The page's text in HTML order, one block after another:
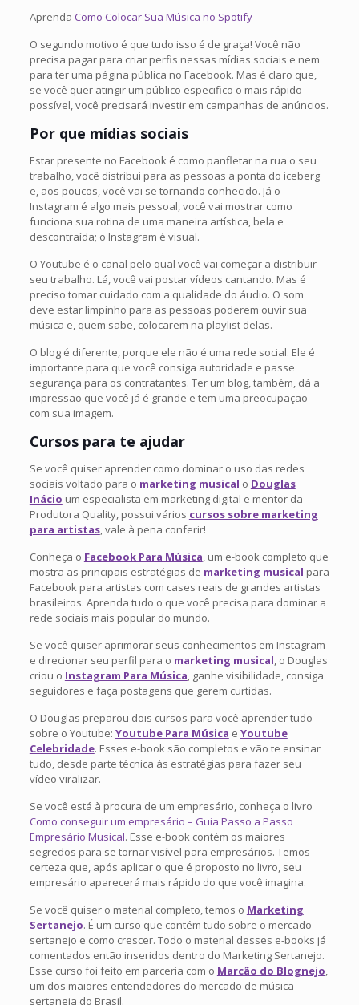
Aprenda Como Colocar Sua Música no Spotify
O segundo motivo é que tudo isso é de graça! Você não
precisa pagar para criar perfis nessas mídias sociais e nem
para ter uma página pública no Facebook. Mas é claro que,
se você quer atingir um público especifico o mais rápido
possível, você precisará investir em campanhas de anúncios.
Por que mídias sociais
Estar presente no Facebook é como panfletar na rua o seu
trabalho, você distribui para as pessoas a ponta do iceberg
e, aos poucos, você vai se tornando conhecido. Já o
Instagram é algo mais pessoal, você vai mostrar como
funciona sua rotina de uma maneira artística, bela e
descontraída; o Instagram é visual.
O Youtube é o canal pelo qual você vai começar a distribuir
seu trabalho. Lá, você vai postar vídeos cantando. Mas é
preciso tomar cuidado com a qualidade do áudio. O som
deve estar limpinho para as pessoas poderem ouvir sua
música e, quem sabe, colocarem na playlist delas.
O blog é diferente, porque ele não é uma rede social. Ele é
importante para que você consiga autoridade e passe
segurança para os contratantes. Ter um blog, também, dá a
impressão que você já é grande e tem uma preocupação
com sua imagem.
Cursos para te ajudar
Se você quiser aprender como dominar o uso das redes
sociais voltado para o marketing musical o Douglas
Inácio um especialista em marketing digital e mentor da
Produtora Quality, possui vários cursos sobre marketing
para artistas, vale à pena conferir!
Conheça o Facebook Para Música, um e-book completo que
mostra as principais estratégias de marketing musical para
Facebook para artistas com cases reais de grandes artistas
brasileiros. Aprenda tudo o que você precisa para dominar a
rede sociais mais popular do mundo.
Se você quiser aprimorar seus conhecimentos em Instagram
e direcionar seu perfil para o marketing musical, o Douglas
criou o Instagram Para Música, ganhe visibilidade, consiga
seguidores e faça postagens que gerem curtidas.
O Douglas preparou dois cursos para você aprender tudo
sobre o Youtube: Youtube Para Música e Youtube
Celebridade. Esses e-book são completos e vão te ensinar
tudo, desde parte técnica às estratégias para fazer seu
vídeo viralizar.
Se você está à procura de um empresário, conheça o livro
Como conseguir um empresário – Guia Passo a Passo
Empresário Musical. Esse e-book contém os maiores
segredos para se tornar visível para empresários. Temos
certeza que, após aplicar o que é proposto no livro, seu
empresário aparecerá mais rápido do que você imagina.
Se você quiser o material completo, temos o Marketing
Sertanejo. É um curso que contém tudo sobre o mercado
sertanejo e como crescer. Todo o material desses e-books já
comentados então inseridos dentro do Marketing Sertanejo.
Esse curso foi feito em parceria com o Marcão do Blognejo,
um dos maiores entendedores do mercado de música
sertaneja do Brasil.